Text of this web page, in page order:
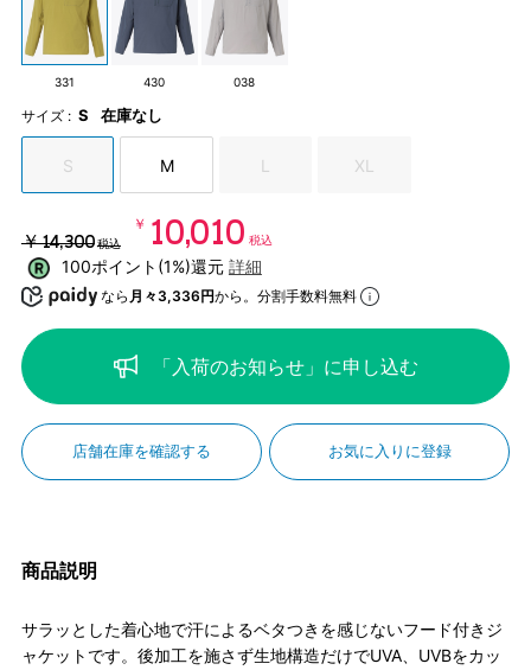
331 430 038
サイズ : S 在庫なし
S M L XL
￥14,300 税込 ￥10,010 税込
100ポイント(1%)還元 詳細
なら 月々3,336円から。分割手数料無料
「入荷のお知らせ」に申し込む
店舗在庫を確認する お気に入りに登録
商品説明
サラッとした着心地で汗によるベタつきを感じないフード付きジ
ャケットです。後加工を施さず生地構造だけでUVA、UVBをカッ